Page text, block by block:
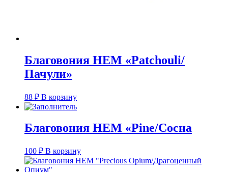
Благовония HEM «Patchouli/
Пачули»
88 ₽ В корзину
Благовония HEM «Pine/Сосна
100 ₽ В корзину